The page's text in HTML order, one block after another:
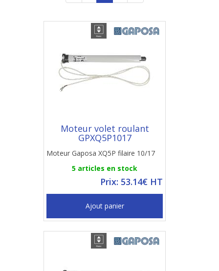
Moteur volet roulant
GPXQ5P1017
Moteur Gaposa XQ5P filaire 10/17
5 articles en stock
Prix: 53.14€ HT
Ajout panier